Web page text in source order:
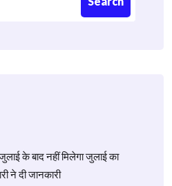
के बाद नहीं मिलेगा जुलाई का
ने दी जानकारी